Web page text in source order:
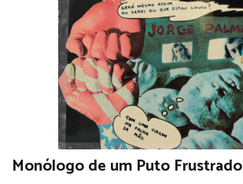
Monólogo de um Puto Frustrado